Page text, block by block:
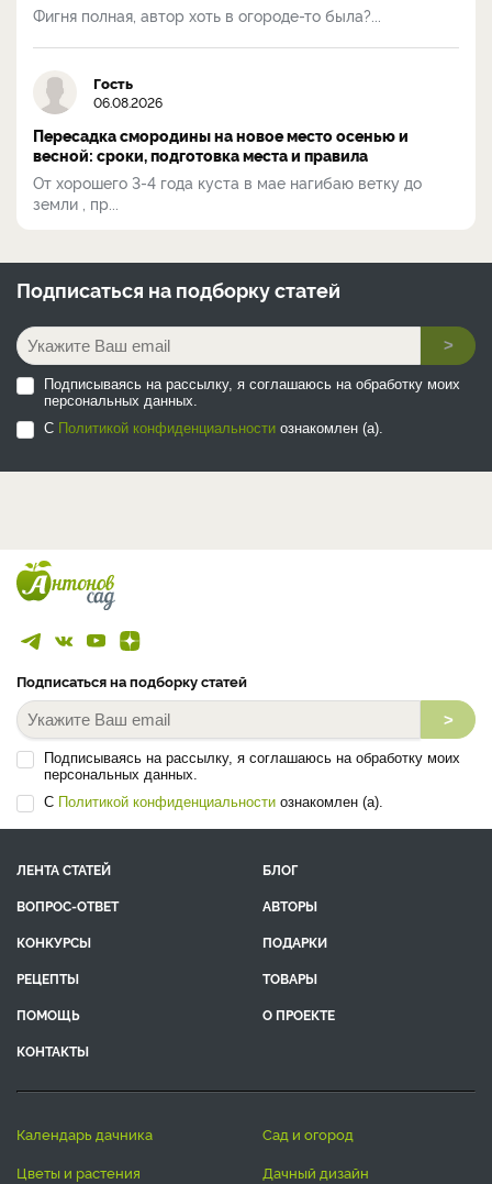
Фигня полная, автор хоть в огороде-то была?...
Гость
06.08.2026
Пересадка смородины на новое место осенью и
весной: сроки, подготовка места и правила
От хорошего 3-4 года куста в мае нагибаю ветку до
земли , пр...
Подписаться на подборку статей
>
Подписываясь на рассылку, я соглашаюсь на обработку моих
персональных данных.
С Политикой конфиденциальности ознакомлен (а).
Подписаться на подборку статей
>
Подписываясь на рассылку, я соглашаюсь на обработку моих
персональных данных.
С Политикой конфиденциальности ознакомлен (а).
ЛЕНТА СТАТЕЙ
БЛОГ
ВОПРОС-ОТВЕТ
АВТОРЫ
КОНКУРСЫ
ПОДАРКИ
РЕЦЕПТЫ
ТОВАРЫ
ПОМОЩЬ
О ПРОЕКТЕ
КОНТАКТЫ
календарь дачника
сад и огород
цветы и растения
дачный дизайн